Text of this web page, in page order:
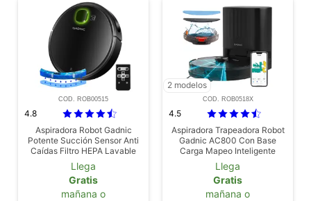
COD. ROB00515
4.8
Aspiradora Robot Gadnic
Potente Succión Sensor Anti
Caídas Filtro HEPA Lavable
Depósito Extraíble
Llega
Gratis
mañana o
2 modelos
COD. ROB0518X
4.5
Aspiradora Trapeadora Robot
Gadnic AC800 Con Base
Carga Mapeo Inteligente
Llega
Gratis
mañana o